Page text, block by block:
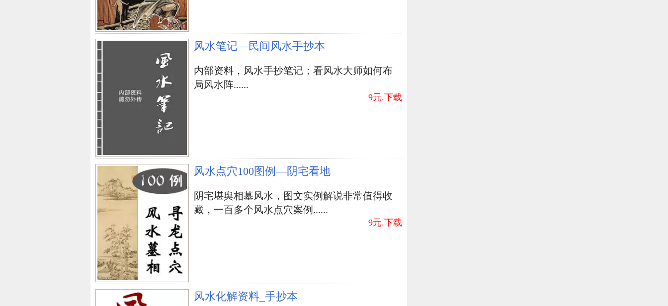
风水笔记—民间风水手抄本
内部资料，风水手抄笔记；看风水大师如何布
局风水阵......
9元.下载
风水点穴100图例—阴宅看地
阴宅堪舆相墓风水，图文实例解说非常值得收
藏，一百多个风水点穴案例......
9元.下载
风水化解资料_手抄本